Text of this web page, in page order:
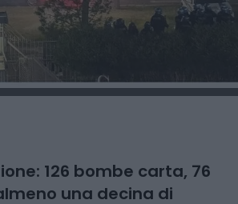
126 bombe carta, 76
una decina di